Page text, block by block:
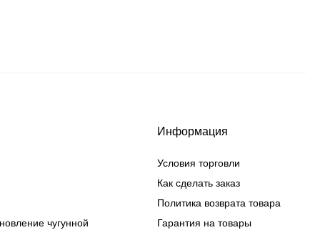
чугунной
Информация
Условия торговли
Как сделать заказ
Политика возврата товара
Гарантия на товары